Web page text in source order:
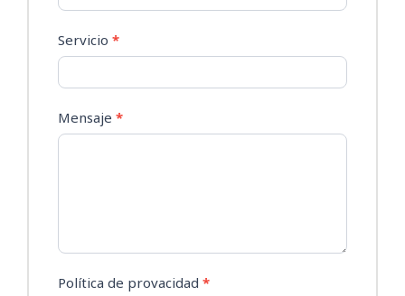
Servicio *
Mensaje *
Política de provacidad *